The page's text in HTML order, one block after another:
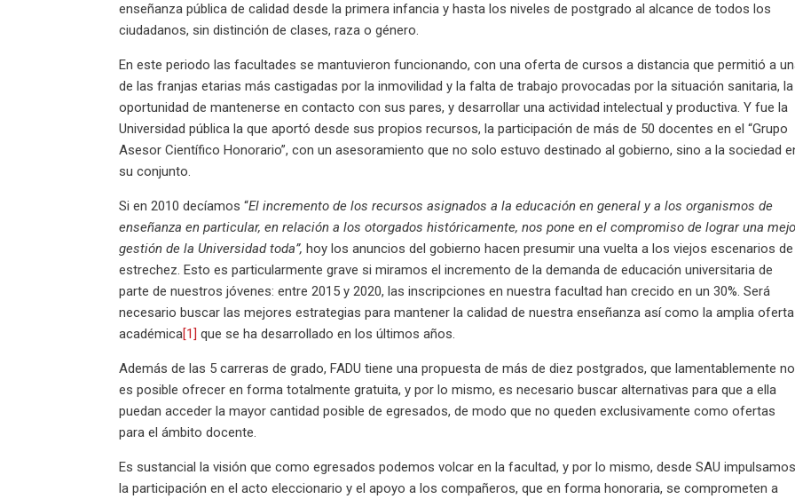
enseñanza pública de calidad desde la primera infancia y hasta los niveles de postgrado al alcance de todos los
ciudadanos, sin distinción de clases, raza o género.
En este periodo las facultades se mantuvieron funcionando, con una oferta de cursos a distancia que permitió a
de las franjas etarias más castigadas por la inmovilidad y la falta de trabajo provocadas por la situación sanitaria, la
oportunidad de mantenerse en contacto con sus pares, y desarrollar una actividad intelectual y productiva. Y fue la
Universidad pública la que aportó desde sus propios recursos, la participación de más de 50 docentes en el “Grupo
Asesor Científico Honorario”, con un asesoramiento que no solo estuvo destinado al gobierno, sino a la sociedad
su conjunto.
Si en 2010 decíamos “El incremento de los recursos asignados a la educación en general y a los organismos de
enseñanza en particular, en relación a los otorgados históricamente, nos pone en el compromiso de lograr una
gestión de la Universidad toda”,hoy los anuncios del gobierno hacen presumir una vuelta a los viejos escenarios de
estrechez. Esto es particularmente grave si miramos el incremento de la demanda de educación universitaria de
parte de nuestros jóvenes: entre 2015 y 2020, las inscripciones en nuestra facultad han crecido en un 30%. Será
necesario buscar las mejores estrategias para mantener la calidad de nuestra enseñanza así como la amplia oferta
académica[1] que se ha desarrollado en los últimos años.
Además de las 5 carreras de grado, FADU tiene una propuesta de más de diez postgrados, que lamentablemente no
es posible ofrecer en forma totalmente gratuita, y por lo mismo, es necesario buscar alternativas para que a ella
puedan acceder la mayor cantidad posible de egresados, de modo que no queden exclusivamente como ofertas
para el ámbito docente.
Es sustancial la visión que como egresados podemos volcar en la facultad, y por lo mismo, desde SAU impulsamos
la participación en el acto eleccionario y el apoyo a los compañeros, que en forma honoraria, se comprometen a